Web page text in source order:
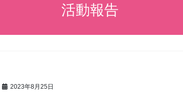
活動報告
2023年8月25日